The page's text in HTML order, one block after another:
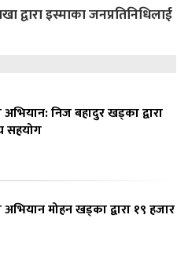
द्वारा इस्माका जनप्रतिनिधिलाई
अभियान: निज बहादुर खड्का द्वारा
सहयोग
अभियान मोहन खड्का द्वारा १९ हजार